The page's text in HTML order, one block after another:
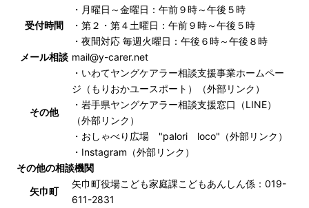
受付時間
・月曜日～金曜日：午前９時～午後５時
・第２・第４土曜日：午前９時～午後５時
・夜間対応 毎週火曜日：午後６時～午後８時
メール相談 mail@y-carer.net
その他
・ いわてヤングケアラー相談支援事業ホームペー
ジ（もりおかユースポート）（外部リンク）
・ 岩手県ヤングケアラー相談支援窓口（LINE）
（外部リンク）
・ おしゃべり広場 "palori loco"（外部リンク）
・ Instagram（外部リンク）
その他の相談機関
矢巾町
矢巾町役場こども家庭課こどもあんしん係： 019-
611-2831